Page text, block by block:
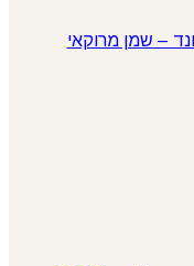
– שמן מרוקאי